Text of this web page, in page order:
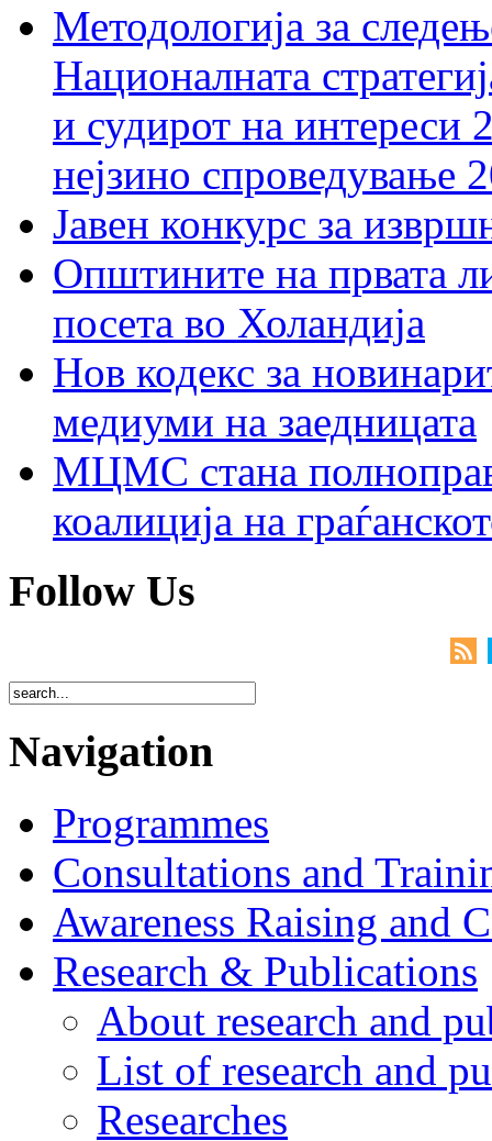
Методологија за
Националната
и судирот на интереси
нејзино спроведување
Јавен конкурс за
Општините на првата
посета во Холандија
Нов кодекс за
медиуми на заедницата
МЦМС стана
коалиција на
Follow Us
Navigation
Programmes
Consultations and
Awareness Raising and
Research & Publications
About research and
List of research and
Researches